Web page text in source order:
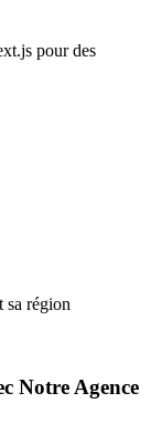
pour des
sa région
Notre Agence